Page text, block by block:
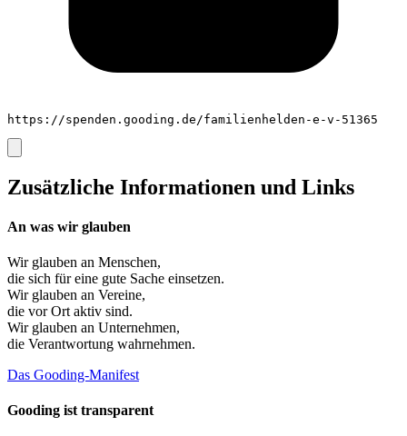
https://spenden.gooding.de/familienhelden-e-v-51365
Zusätzliche Informationen und Links
An was wir glauben
Wir glauben an Menschen,
die sich für eine gute Sache einsetzen.
Wir glauben an Vereine,
die vor Ort aktiv sind.
Wir glauben an Unternehmen,
die Verantwortung wahrnehmen.
Das Gooding-Manifest
Gooding ist transparent